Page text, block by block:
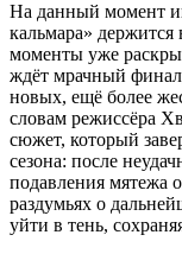
На данный момент
кальмара»
моменты уже
ждёт мрачный
новых, ещё более
словам режиссёра
сюжет, который
сезона: после
подавления мятежа
раздумьях о
уйти в тень,